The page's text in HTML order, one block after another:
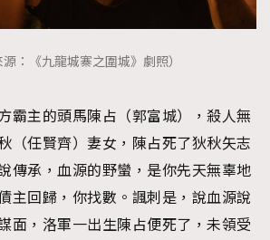
源：《九龍城寨之圍城》劇照）
霸主的頭馬陳占（郭富城），殺人無
（任賢齊）妻女，陳占死了狄秋矢志
傳承，血源的野蠻，是你先天無辜地
主回歸，你找數。諷刺是，說血源說
面，洛軍一出生陳占便死了，未領受